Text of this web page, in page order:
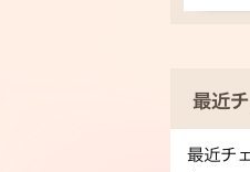
最近
最近チ